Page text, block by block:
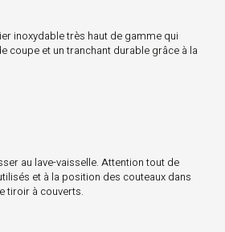
inoxydable très haut de gamme qui
coupe et un tranchant durable grâce à la
au lave-vaisselle. Attention tout de
et à la position des couteaux dans
tiroir à couverts.